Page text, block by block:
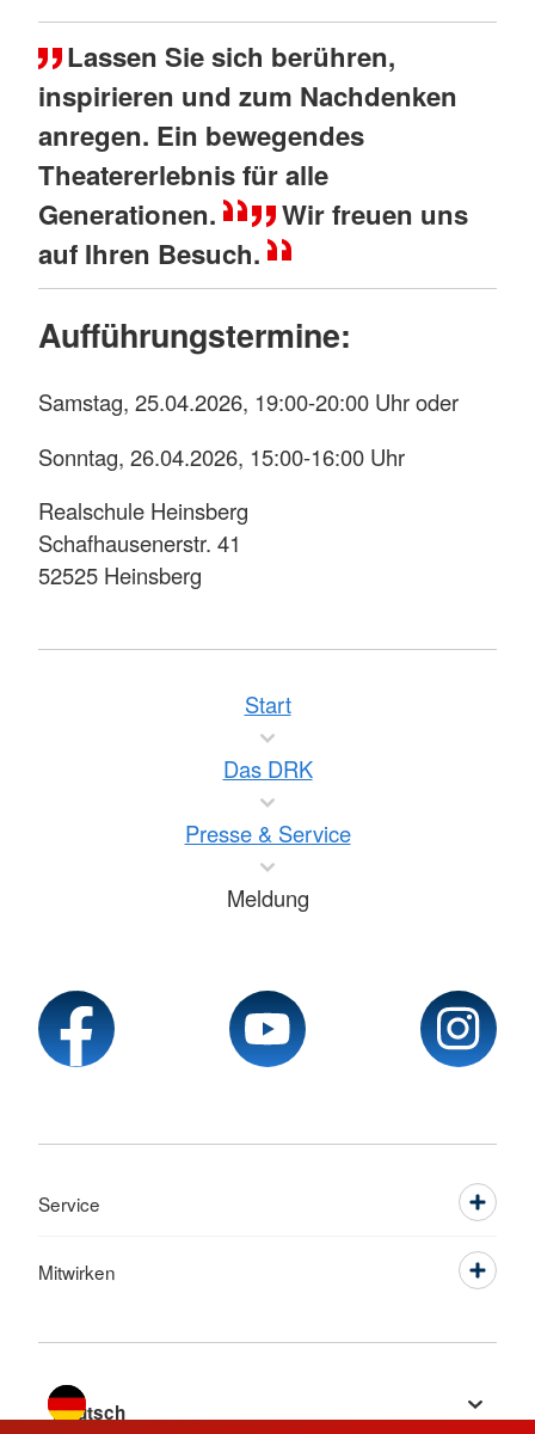
Lassen Sie sich berühren,
inspirieren und zum Nachdenken
anregen. Ein bewegendes
Theatererlebnis für alle
Generationen.
Wir freuen uns
auf Ihren Besuch.
Aufführungstermine:
Samstag, 25.04.2026, 19:00-20:00 Uhr oder
Sonntag, 26.04.2026, 15:00-16:00 Uhr
Realschule Heinsberg
Schafhausenerstr. 41
52525 Heinsberg
Start
Das DRK
Presse & Service
Meldung
Service
Mitwirken
Sprache wechseln zu